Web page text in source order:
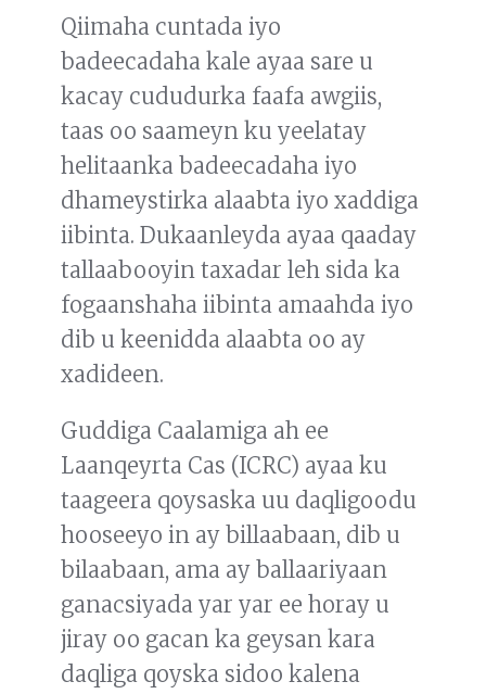
Qiimaha cuntada iyo
badeecadaha kale ayaa sare u
kacay cududurka faafa awgiis,
taas oo saameyn ku yeelatay
helitaanka badeecadaha iyo
dhameystirka alaabta iyo xaddiga
iibinta. Dukaanleyda ayaa qaaday
tallaabooyin taxadar leh sida ka
fogaanshaha iibinta amaahda iyo
dib u keenidda alaabta oo ay
xadideen.
Guddiga Caalamiga ah ee
Laanqeyrta Cas (ICRC) ayaa ku
taageera qoysaska uu daqligoodu
hooseeyo in ay billaabaan, dib u
bilaabaan, ama ay ballaariyaan
ganacsiyada yar yar ee horay u
jiray oo gacan ka geysan kara
daqliga qoyska sidoo kalena